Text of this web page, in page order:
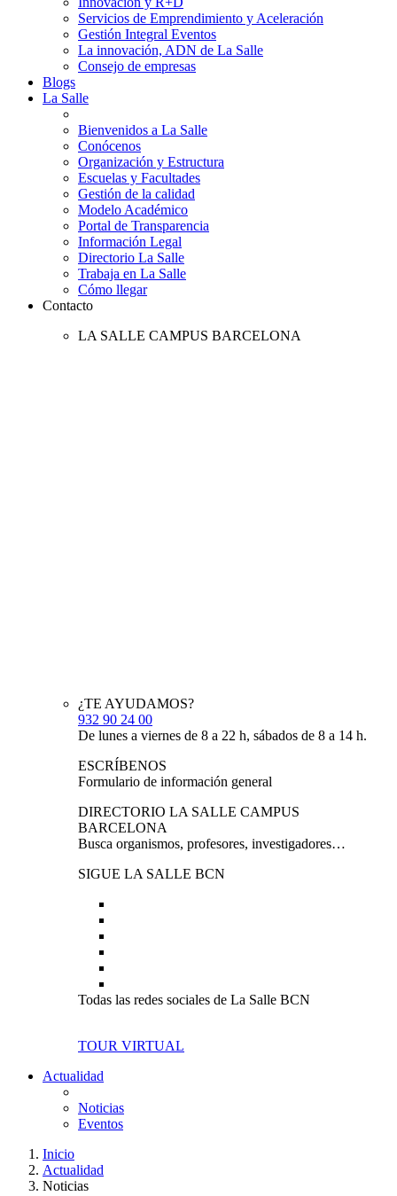
Servicios de Emprendimiento y Aceleración
Gestión Integral Eventos
La innovación, ADN de La Salle
Consejo de empresas
Blogs
La Salle
Bienvenidos a La Salle
Conócenos
Organización y Estructura
Escuelas y Facultades
Gestión de la calidad
Modelo Académico
Portal de Transparencia
Información Legal
Directorio La Salle
Trabaja en La Salle
Cómo llegar
Contacto
LA SALLE CAMPUS BARCELONA
¿TE AYUDAMOS?
932 90 24 00
De lunes a viernes de 8 a 22 h, sábados de 8 a 14 h.
ESCRÍBENOS
Formulario de información general
DIRECTORIO LA SALLE CAMPUS
BARCELONA
Busca organismos, profesores, investigadores…
SIGUE LA SALLE BCN
Todas las redes sociales de La Salle BCN
TOUR VIRTUAL
Actualidad
Noticias
Eventos
Inicio
Actualidad
Noticias